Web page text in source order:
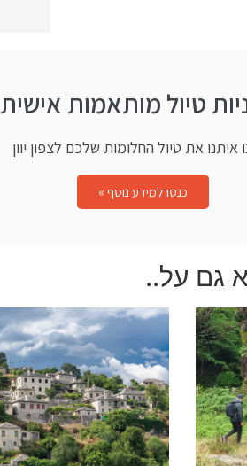
טיול מותאמות אישית
איתנו את טיול החלומות שלכם לצפון יוון
כנסו למידע נוסף »
גם על..